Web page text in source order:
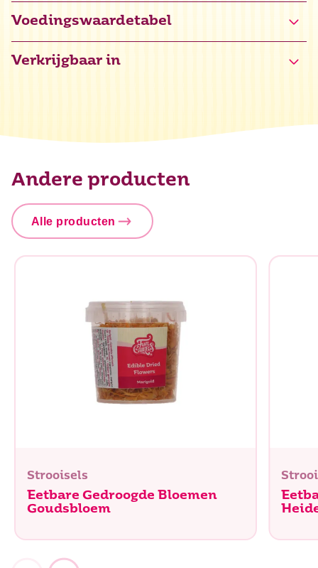
Voedingswaardetabel
Verkrijgbaar in
Andere producten
Alle producten
Strooisels
Eetbare Gedroogde Bloemen
Goudsbloem